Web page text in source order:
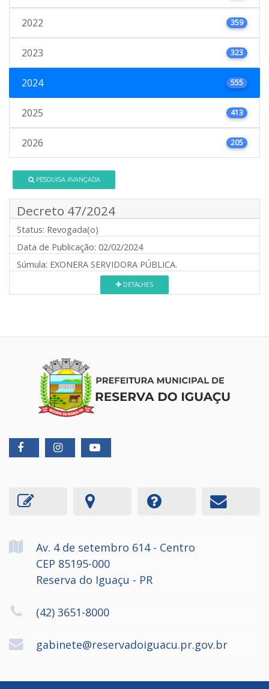
2022 359
2023 323
2024 555
2025 413
2026 205
PESQUISA AVANÇADA
Decreto 47/2024
Status: Revogada(o)
Data de Publicação: 02/02/2024
Súmula: EXONERA SERVIDORA PÚBLICA.
DETALHES
Av. 4 de setembro 614 - Centro
CEP 85195-000
Reserva do Iguaçu - PR
(42) 3651-8000
gabinete@reservadoiguacu.pr.gov.br